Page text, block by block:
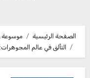
الصفحة الرئيسية
موسوعة
التألق في عالم